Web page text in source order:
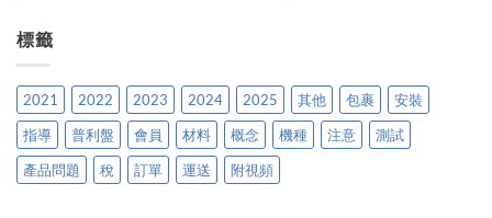
標籤
2021 2022 2023 2024 2025 其他 包裹
安裝
指導
普利盤 會員 材料 概念 機種 注意
測試
產品問題
稅 訂單 運送 附視頻